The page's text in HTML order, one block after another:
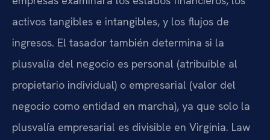
activos tangibles e intangibles, y los flujos de
ingresos. El tasador también determina si la
plusvalía del negocio es personal (atribuible al
propietario individual) o empresarial (valor del
negocio como entidad en marcha), ya que solo la
plusvalía empresarial es divisible en Virginia. Law